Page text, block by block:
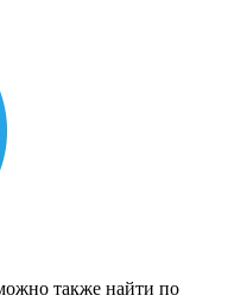
также найти по